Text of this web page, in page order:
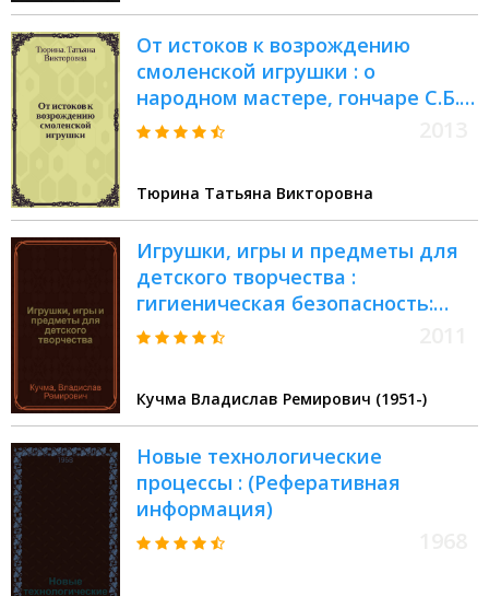
От истоков к возрождению
смоленской игрушки : о
народном мастере, гончаре С.Б.
Гончарове
Тюрина Татьяна Викторовна
Игрушки, игры и предметы для
детского творчества :
гигиеническая безопасность:
проблемы и пути решения
Кучма Владислав Ремирович (1951-)
Новые технологические
процессы : (Реферативная
информация)